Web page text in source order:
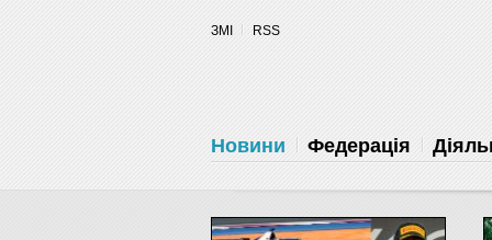
Разрешите сайту fau.ua отправлять
ЗМІ RSS
Новини Федерація